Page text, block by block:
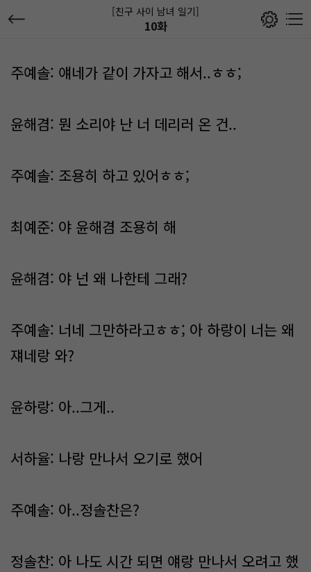
[친구 사이 남녀 일기]
10화
주예솔: 얘네가 같이 가자고 해서..ㅎㅎ;
윤해겸: 뭔 소리야 난 너 데리러 온 건..
주예솔: 조용히 하고 있어ㅎㅎ;
최예준: 야 윤해겸 조용히 해
윤해겸: 야 넌 왜 나한테 그래?
주예솔: 너네 그만하라고ㅎㅎ; 아 하랑이 너는 왜
쟤네랑 와?
윤하랑: 아..그게..
서하율: 나랑 만나서 오기로 했어
주예솔: 아..정솔찬은?
정솔찬: 아 나도 시간 되면 얘랑 만나서 오려고 했